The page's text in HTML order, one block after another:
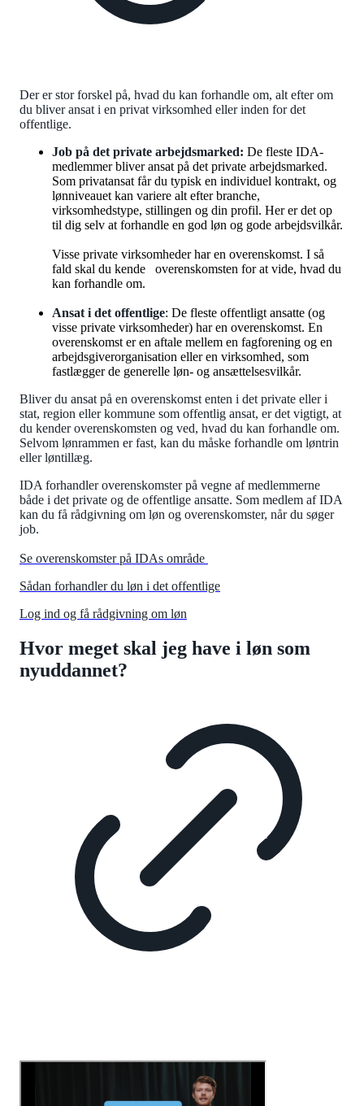
Der er stor forskel på, hvad du kan forhandle om, alt efter om
du bliver ansat i en privat virksomhed eller inden for det
offentlige.
Job på det private arbejdsmarked: De fleste IDA-
medlemmer bliver ansat på det private arbejdsmarked.
Som privatansat får du typisk en individuel kontrakt, og
lønniveauet kan variere alt efter branche,
virksomhedstype, stillingen og din profil. Her er det op
til dig selv at forhandle en god løn og gode arbejdsvilkår.
Visse private virksomheder har en overenskomst. I så
fald skal du kende overenskomsten for at vide, hvad du
kan forhandle om.
Ansat i det offentlige: De fleste offentligt ansatte (og
visse private virksomheder) har en overenskomst. En
overenskomst er en aftale mellem en fagforening og en
arbejdsgiverorganisation eller en virksomhed, som
fastlægger de generelle løn- og ansættelsesvilkår.
Bliver du ansat på en overenskomst enten i det private eller i
stat, region eller kommune som offentlig ansat, er det vigtigt, at
du kender overenskomsten og ved, hvad du kan forhandle om.
Selvom lønrammen er fast, kan du måske forhandle om løntrin
eller løntillæg.
IDA forhandler overenskomster på vegne af medlemmerne
både i det private og de offentlige ansatte. Som medlem af IDA
kan du få rådgivning om løn og overenskomster, når du søger
job.
Se overenskomster på IDAs område
Sådan forhandler du løn i det offentlige
Log ind og få rådgivning om løn
Hvor meget skal jeg have i løn som
nyuddannet?